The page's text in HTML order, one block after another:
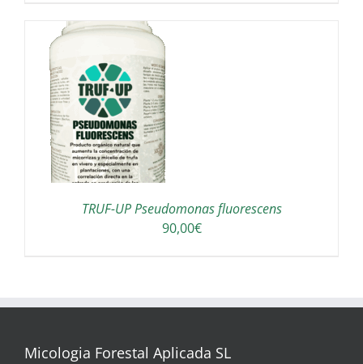
TRUF-UP Pseudomonas fluorescens
90,00€
Micologia Forestal Aplicada SL